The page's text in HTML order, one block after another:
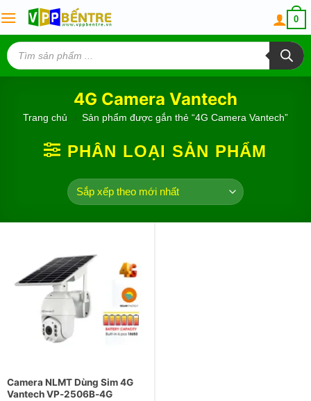
to
content
0
Tìm
kiếm
sản
phẩm
4G Camera Vantech
Trang chủ Sản phẩm được gắn thẻ “4G Camera Vantech”
PHÂN LOẠI SẢN PHẨM
Camera NLMT Dùng Sim 4G
Vantech VP-2506B-4G